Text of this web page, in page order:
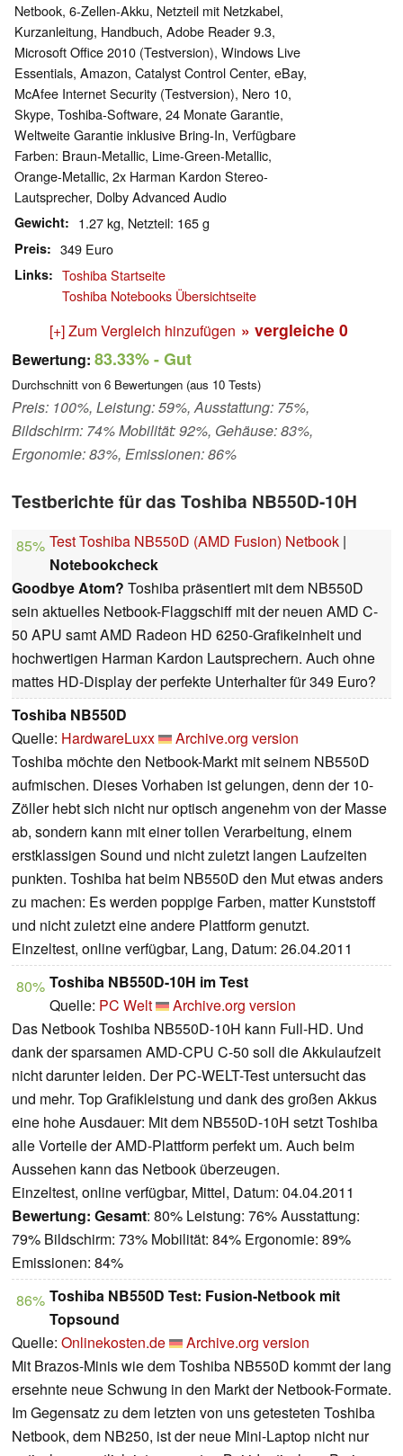
Netbook, 6-Zellen-Akku, Netzteil mit Netzkabel,
Kurzanleitung, Handbuch, Adobe Reader 9.3,
Microsoft Office 2010 (Testversion), Windows Live
Essentials, Amazon, Catalyst Control Center, eBay,
McAfee Internet Security (Testversion), Nero 10,
Skype, Toshiba-Software, 24 Monate Garantie,
Weltweite Garantie inklusive Bring-In, Verfügbare
Farben: Braun-Metallic, Lime-Green-Metallic,
Orange-Metallic, 2x Harman Kardon Stereo-
Lautsprecher, Dolby Advanced Audio
Gewicht 1.27 kg, Netzteil: 165 g
Preis 349 Euro
Links
Toshiba Startseite
Toshiba Notebooks Übersichtseite
[+] Zum Vergleich hinzufügen » vergleiche 0
Bewertung: 83.33%- Gut
Durchschnitt von 6 Bewertungen (aus 10 Tests)
Preis: 100%, Leistung: 59%, Ausstattung: 75%,
Bildschirm: 74% Mobilität: 92%, Gehäuse: 83%,
Ergonomie: 83%, Emissionen: 86%
Testberichte für das Toshiba NB550D-10H
85% Test Toshiba NB550D (AMD Fusion) Netbook |
Notebookcheck
Goodbye Atom? Toshiba präsentiert mit dem NB550D
sein aktuelles Netbook-Flaggschiff mit der neuen AMD C-
50 APU samt AMD Radeon HD 6250-Grafikeinheit und
hochwertigen Harman Kardon Lautsprechern. Auch ohne
mattes HD-Display der perfekte Unterhalter für 349 Euro?
Toshiba NB550D
Quelle: HardwareLuxx
Archive.org version
Toshiba möchte den Netbook-Markt mit seinem NB550D
aufmischen. Dieses Vorhaben ist gelungen, denn der 10-
Zöller hebt sich nicht nur optisch angenehm von der Masse
ab, sondern kann mit einer tollen Verarbeitung, einem
erstklassigen Sound und nicht zuletzt langen Laufzeiten
punkten. Toshiba hat beim NB550D den Mut etwas anders
zu machen: Es werden poppige Farben, matter Kunststoff
und nicht zuletzt eine andere Plattform genutzt.
Einzeltest, online verfügbar, Lang, Datum: 26.04.2011
80% Toshiba NB550D-10H im Test
Quelle: PC Welt
Archive.org version
Das Netbook Toshiba NB550D-10H kann Full-HD. Und
dank der sparsamen AMD-CPU C-50 soll die Akkulaufzeit
nicht darunter leiden. Der PC-WELT-Test untersucht das
und mehr. Top Grafikleistung und dank des großen Akkus
eine hohe Ausdauer: Mit dem NB550D-10H setzt Toshiba
alle Vorteile der AMD-Plattform perfekt um. Auch beim
Aussehen kann das Netbook überzeugen.
Einzeltest, online verfügbar, Mittel, Datum: 04.04.2011
Bewertung: Gesamt: 80% Leistung: 76% Ausstattung:
79% Bildschirm: 73% Mobilität: 84% Ergonomie: 89%
Emissionen: 84%
86% Toshiba NB550D Test: Fusion-Netbook mit
Topsound
Quelle: Onlinekosten.de
Archive.org version
Mit Brazos-Minis wie dem Toshiba NB550D kommt der lang
ersehnte neue Schwung in den Markt der Netbook-Formate.
Im Gegensatz zu dem letzten von uns getesteten Toshiba
Netbook, dem NB250, ist der neue Mini-Laptop nicht nur